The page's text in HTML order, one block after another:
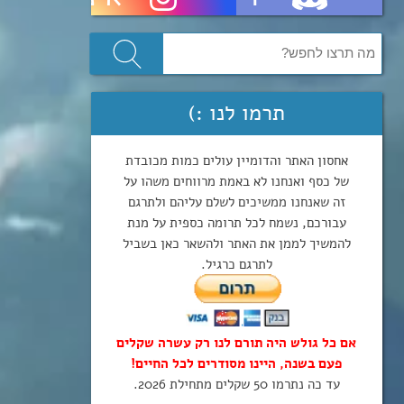
תרמו לנו :)
אחסון האתר והדומיין עולים כמות מכובדת
של כסף ואנחנו לא באמת מרווחים משהו על
זה שאנחנו ממשיכים לשלם עליהם ולתרגם
עבורכם, נשמח לכל תרומה כספית על מנת
להמשיך לממן את האתר ולהשאר כאן בשביל
לתרגם כרגיל.
אם כל גולש היה תורם לנו רק עשרה שקלים
פעם בשנה, היינו מסודרים לכל החיים!
עד כה נתרמו 50 שקלים מתחילת 2026.